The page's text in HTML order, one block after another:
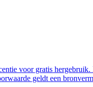
voor gratis
geldt een